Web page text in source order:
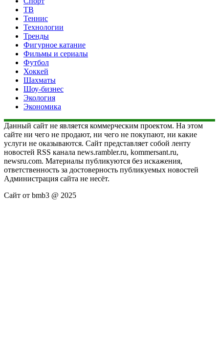
ТВ
Теннис
Технологии
Тренды
Фигурное катание
Фильмы и сериалы
Футбол
Хоккей
Шахматы
Шоу-бизнес
Экология
Экономика
Данный сайт не является коммерческим проектом. На этом
сайте ни чего не продают, ни чего не покупают, ни какие
услуги не оказываются. Сайт представляет собой ленту
новостей RSS канала news.rambler.ru, kommersant.ru,
newsru.com. Материалы публикуются без искажения,
ответственность за достоверность публикуемых новостей
Администрация сайта не несёт.
Сайт от bmb3 @ 2025